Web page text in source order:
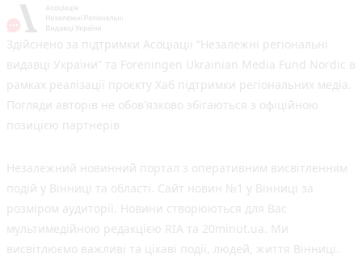
Здійснено за підтримки Асоціації “Незалежні регіональні
видавці України” та Foreningen Ukrainian Media Fund Nordic в
рамках реалізації проєкту Хаб підтримки регіональних медіа.
Погляди авторів не обов'язково збігаються з офіційною
позицією партнерів
Незалежний новинний портал з оперативним висвітленням
подій у Вінниці та області. Сайт новин №1 у Вінниці за
розміром аудиторії. Новини створюються для Вас
мультимедійною редакцією RIA та 20minut.ua. Ми
висвітлюємо важливі та цікаві події, людей, життя Вінниці.